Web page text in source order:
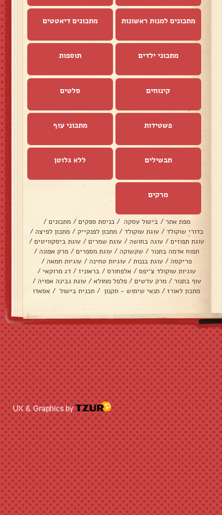
מתכונים למנות ראשונות מתכונים דיאטטים
מתכוני ילדים תוספות
קינוחים סלטים
פשטידות מתכוני עוף
תבשילים ללא גלוטן
מרקים
מפת אתר / ביטול עסקה / כניסת ספקים / מתכונים /
כדורי שוקולד / עוגת שוקולד / מתכון לפנקייק / מתכון לפיצה /
עוגת תפוזים / עוגה בחושה / עוגת שמרים / עוגת ביסקוויטים /
תפוח אדמה בתנור / שקשוקה / עוגת מספרים / מרק אפונה /
פריקסה / עוגת בננות / עוגיות טחינה / עוגיות חמאה /
עוגיות שוקולד צ׳יפס / אלפחורס / בראוניז / דג מרוקאי /
עוף בתנור / מרק עדשים / פלפל ממולא / עוגת גבינה אפויה /
מתכון לאורז / תנאי שימוש - תקנון / תכנית בישול / אסאדו